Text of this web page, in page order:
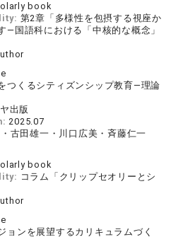
book
第2章「多様性を包摂する視座か
―国語科における「中核的な概念」
つくるシティズンシップ教育―理論
出版
2025.07
古田雄一・川口広美・斉藤仁一
book
コラム「クリップセオリーとシ
ョンを展望するカリキュラムづく